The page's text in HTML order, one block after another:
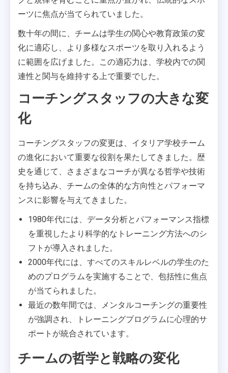
ーツに焦点が当てられていました。
数十年の間に、チームは学生の関心や教育政策の変
化に適応し、より多様なスポーツを取り入れるよう
に範囲を広げました。この適応力は、学校内での関
連性と関与を維持する上で重要でした。
コーチングスタッフの大きな変
化
コーチングスタッフの変更は、イタリア学校チーム
の進化において重要な役割を果たしてきました。歴
史を通じて、さまざまなコーチが異なる哲学や技術
を持ち込み、チームの全体的な方向性とパフォーマ
ンスに影響を与えてきました。
1980年代には、データ分析とパフォーマンス指標
を重視したより科学的なトレーニング方法へのシ
フトが導入されました。
2000年代には、すべてのスキルレベルの学生のた
めのプログラムを実施することで、包括性に焦点
が当てられました。
最近の数年間では、メンタルコーチングの重要性
が強調され、トレーニングプログラムに心理的サ
ポートが統合されています。
チームの哲学と戦略の変化